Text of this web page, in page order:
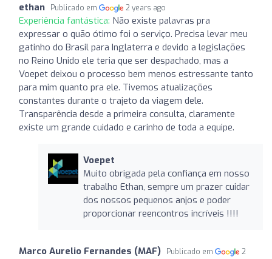
ethan Publicado em 2 years ago
Experiência fantástica: Não existe palavras pra
expressar o quão ótimo foi o serviço. Precisa levar meu
gatinho do Brasil para Inglaterra e devido a legislações
no Reino Unido ele teria que ser despachado, mas a
Voepet deixou o processo bem menos estressante tanto
para mim quanto pra ele. Tivemos atualizações
constantes durante o trajeto da viagem dele.
Transparência desde a primeira consulta, claramente
existe um grande cuidado e carinho de toda a equipe.
Voepet
Muito obrigada pela confiança em nosso
trabalho Ethan, sempre um prazer cuidar
dos nossos pequenos anjos e poder
proporcionar reencontros incríveis !!!!
Marco Aurelio Fernandes (MAF) Publicado em
2